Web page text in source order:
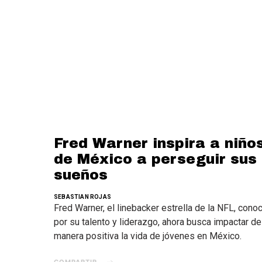
Fred Warner inspira a
de México a perseguir sus
sueños
SEBASTIAN ROJAS
Fred Warner, el linebacker estrella de la NFL,
por su talento y liderazgo, ahora busca impactar de
manera positiva la vida de jóvenes en México.